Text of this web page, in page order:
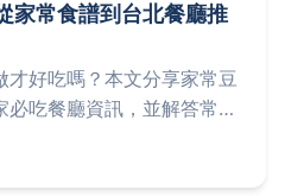
家常食譜到台北餐廳推
才好吃嗎？本文分享家常豆
吃餐廳資訊，並解答常見
味的豆腐麵。